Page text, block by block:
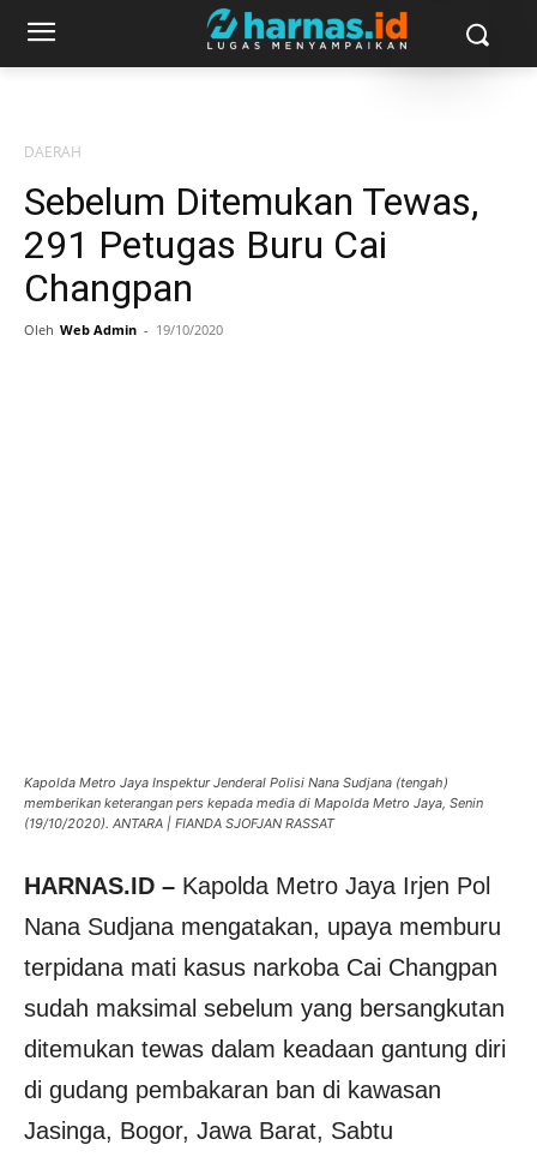
DAERAH
Sebelum Ditemukan Tewas,
291 Petugas Buru Cai
Changpan
Oleh Web Admin - 19/10/2020
Kapolda Metro Jaya Inspektur Jenderal Polisi Nana Sudjana (tengah)
memberikan keterangan pers kepada media di Mapolda Metro Jaya, Senin
(19/10/2020). ANTARA | FIANDA SJOFJAN RASSAT
HARNAS.ID – Kapolda Metro Jaya Irjen Pol
Nana Sudjana mengatakan, upaya memburu
terpidana mati kasus narkoba Cai Changpan
sudah maksimal sebelum yang bersangkutan
ditemukan tewas dalam keadaan gantung diri
di gudang pembakaran ban di kawasan
Jasinga, Bogor, Jawa Barat, Sabtu